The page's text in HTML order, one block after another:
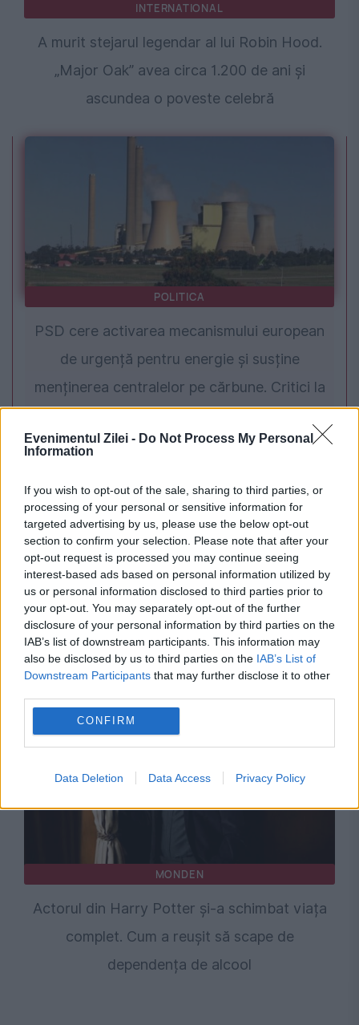
Evenimentul Zilei - Do Not Process My Personal
Information
If you wish to opt-out of the sale, sharing to third parties, or
processing of your personal or sensitive information for
targeted advertising by us, please use the below opt-out
section to confirm your selection. Please note that after your
opt-out request is processed you may continue seeing
interest-based ads based on personal information utilized by
us or personal information disclosed to third parties prior to
your opt-out. You may separately opt-out of the further
disclosure of your personal information by third parties on the
IAB’s list of downstream participants. This information may
also be disclosed by us to third parties on the IAB’s List of
Downstream Participants that may further disclose it to other
CONFIRM
Data Deletion Data Access Privacy Policy
INTERNATIONAL
A murit stejarul legendar al lui Robin Hood.
„Major Oak” avea circa 1.200 de ani și
ascundea o poveste celebră
POLITICA
PSD cere activarea mecanismului european
de urgență pentru energie și susține
menținerea centralelor pe cărbune. Critici la
MONDEN
Harry Potter devine serial. Fanii vrăjitorului
pot vedea acum primul teaser al noii producții
MONDEN
Actorul din Harry Potter și-a schimbat viața
complet. Cum a reușit să scape de
dependența de alcool